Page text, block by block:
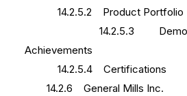
14.2.5.2 Product Portfolio
14.2.5.3
Achievements
14.2.5.4 Certifications
14.2.6 General Mills Inc.